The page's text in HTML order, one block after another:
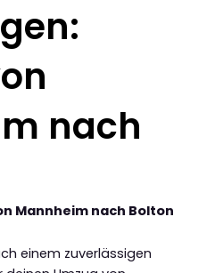
nach
Mannheim nach Bolton
einem zuverlässigen